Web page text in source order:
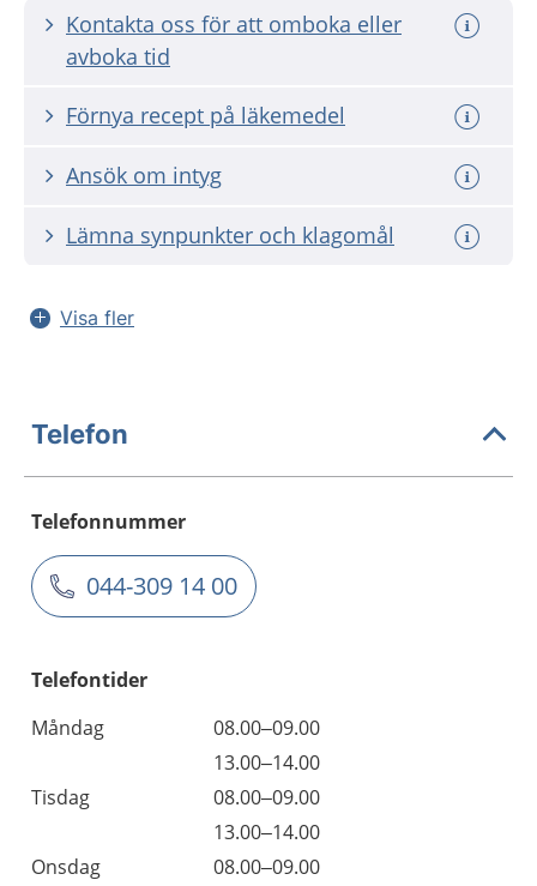
Kontakta oss för att omboka eller
avboka tid
Förnya recept på läkemedel
Ansök om intyg
Lämna synpunkter och klagomål
Visa fler
Telefon
Telefonnummer
044-309 14 00
Telefontider
Måndag
08.00–09.00
13.00–14.00
Tisdag
08.00–09.00
13.00–14.00
Onsdag
08.00–09.00